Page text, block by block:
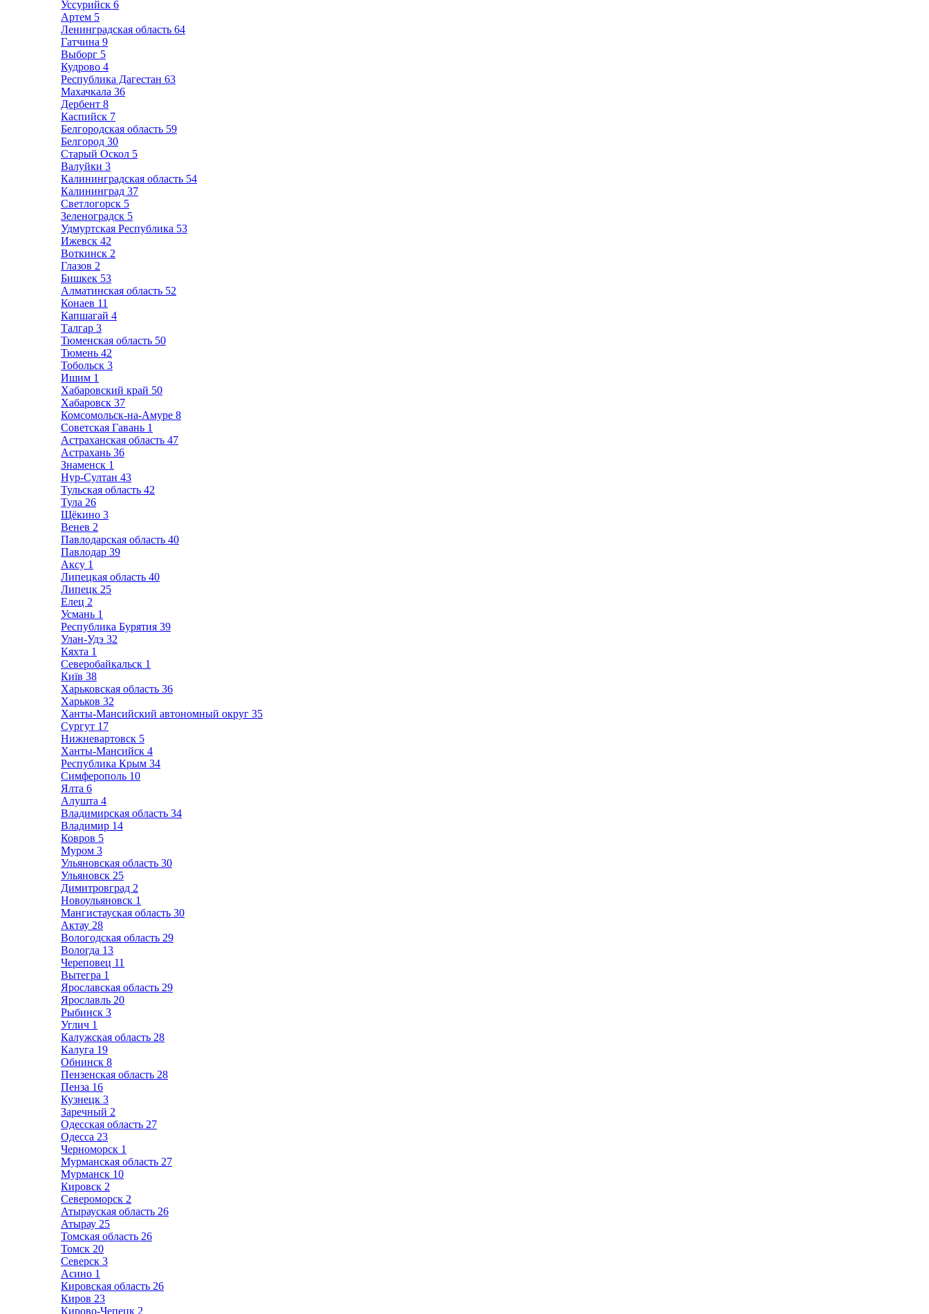
Уссурийск 6
Артем 5
Ленинградская область 64
Гатчина 9
Выборг 5
Кудрово 4
Республика Дагестан 63
Махачкала 36
Дербент 8
Каспийск 7
Белгородская область 59
Белгород 30
Старый Оскол 5
Валуйки 3
Калининградская область 54
Калининград 37
Светлогорск 5
Зеленоградск 5
Удмуртская Республика 53
Ижевск 42
Воткинск 2
Глазов 2
Бишкек 53
Алматинская область 52
Конаев 11
Капшагай 4
Талгар 3
Тюменская область 50
Тюмень 42
Тобольск 3
Ишим 1
Хабаровский край 50
Хабаровск 37
Комсомольск-на-Амуре 8
Советская Гавань 1
Астраханская область 47
Астрахань 36
Знаменск 1
Нур-Султан 43
Тульская область 42
Тула 26
Щёкино 3
Венев 2
Павлодарская область 40
Павлодар 39
Аксу 1
Липецкая область 40
Липецк 25
Елец 2
Усмань 1
Республика Бурятия 39
Улан-Удэ 32
Кяхта 1
Северобайкальск 1
Київ 38
Харьковская область 36
Харьков 32
Ханты-Мансийский автономный округ 35
Сургут 17
Нижневартовск 5
Ханты-Мансийск 4
Республика Крым 34
Симферополь 10
Ялта 6
Алушта 4
Владимирская область 34
Владимир 14
Ковров 5
Муром 3
Ульяновская область 30
Ульяновск 25
Димитровград 2
Новоульяновск 1
Мангистауская область 30
Актау 28
Вологодская область 29
Вологда 13
Череповец 11
Вытегра 1
Ярославская область 29
Ярославль 20
Рыбинск 3
Углич 1
Калужская область 28
Калуга 19
Обнинск 8
Пензенская область 28
Пенза 16
Кузнецк 3
Заречный 2
Одесская область 27
Одесса 23
Черноморск 1
Мурманская область 27
Мурманск 10
Кировск 2
Североморск 2
Атырауская область 26
Атырау 25
Томская область 26
Томск 20
Северск 3
Асино 1
Кировская область 26
Киров 23
Кирово-Чепецк 2